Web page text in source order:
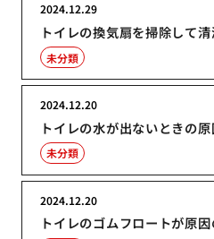
トイレの換気扇を掃除して
2024.12.29
未分類
トイレの水が出ないときの
2024.12.20
未分類
トイレのゴムフロートが原
2024.12.20